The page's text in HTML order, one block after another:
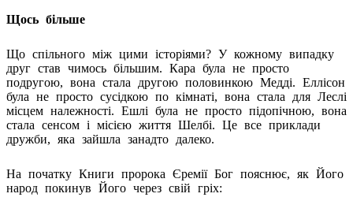
Щось більше
Що спільного між цими історіями? У кожному випадку
друг став чимось більшим. Кара була не просто
подругою, вона стала другою половинкою Медді. Еллісон
була не просто сусідкою по кімнаті, вона стала для Леслі
місцем належності. Ешлі була не просто підопічною, вона
стала сенсом і місією життя Шелбі. Це все приклади
дружби, яка зайшла занадто далеко.
На початку Книги пророка Єремії Бог пояснює, як Його
народ покинув Його через свій гріх: